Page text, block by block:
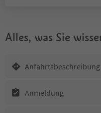
Alles, was Sie
Anfahrtsbeschreibung
Anmeldung